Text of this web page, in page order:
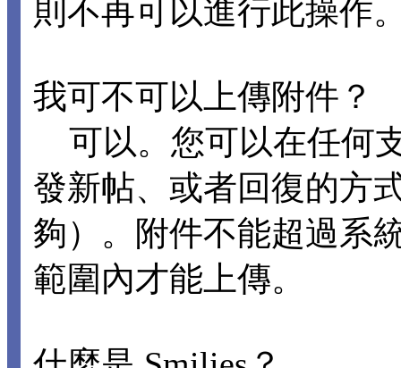
則不再可以進行此操作
我可不可以上傳附件？
可以。您可以在任何
發新帖、或者回復的方
夠）。附件不能超過系
範圍內才能上傳。